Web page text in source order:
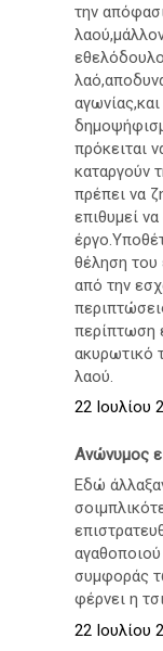
την
πρόκειται
καταργούν
πρέπει να
επιθυμεί
θέληση του
από την
περίπτωση
ακυρωτικό
λαού.
22 Ιουλίου
Ανώνυμος
Εδώ
συμφοράς
φέρνει η
22 Ιουλίου